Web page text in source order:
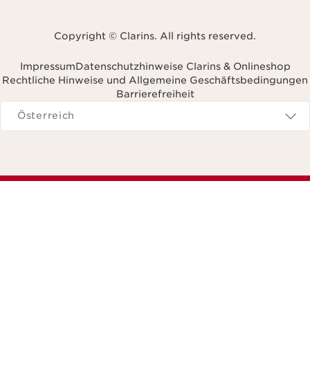
Copyright © Clarins. All rights reserved.
ImpressumDatenschutzhinweise Clarins & Onlineshop
Rechtliche Hinweise und Allgemeine Geschäftsbedingungen
Barrierefreiheit
Navigieren zu
Österreich